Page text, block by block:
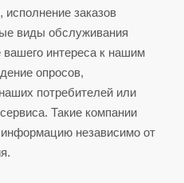
заказов
виды обслуживания
вашего интереса к нашим
опросов,
потребителей или
Такие компании
независимо от